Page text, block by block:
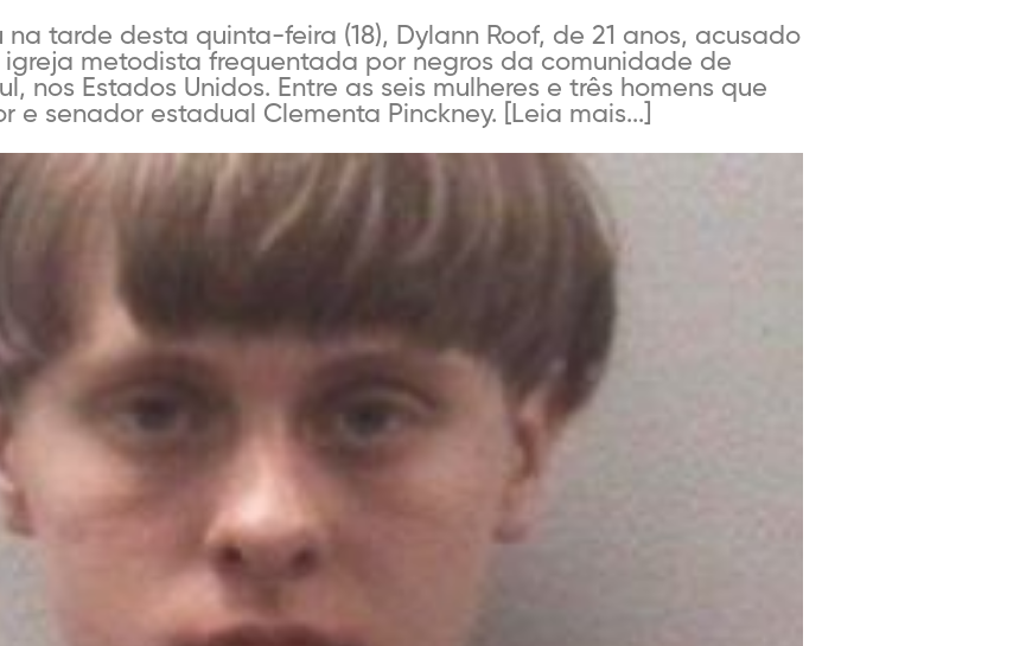
tarde desta quinta-feira (18), Dylann Roof, de 21 anos, acusado
metodista frequentada por negros da comunidade de
nos Estados Unidos. Entre as seis mulheres e três homens que
e senador estadual Clementa Pinckney. [Leia mais...]